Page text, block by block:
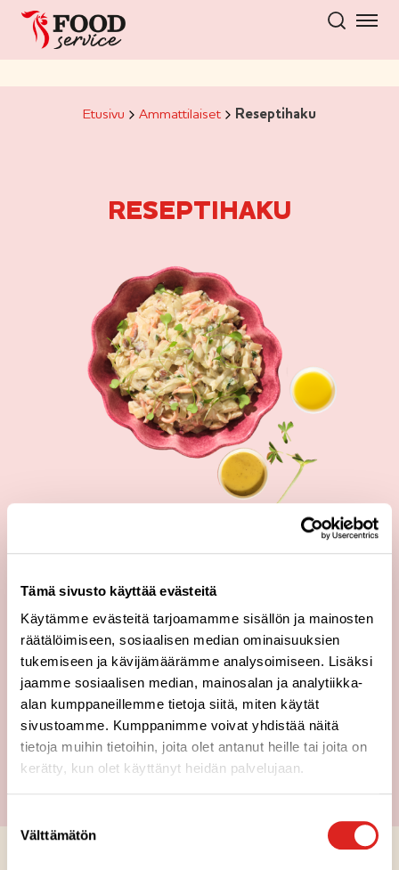
Tämä sivusto käyttää evästeitä
Käytämme evästeitä tarjoamamme sisällön ja mainosten
räätälöimiseen, sosiaalisen median ominaisuuksien
tukemiseen ja kävijämäärämme analysoimiseen. Lisäksi
jaamme sosiaalisen median, mainosalan ja analytiikka-
alan kumppaneillemme tietoja siitä, miten käytät
sivustoamme. Kumppanimme voivat yhdistää näitä
tietoja muihin tietoihin, joita olet antanut heille tai joita on
kerätty, kun olet käyttänyt heidän palvelujaan.
valinta
Välttämätön
Hyppää
sisältöön
Etusivu Ammattilaiset Reseptihaku
RESEPTIHAKU